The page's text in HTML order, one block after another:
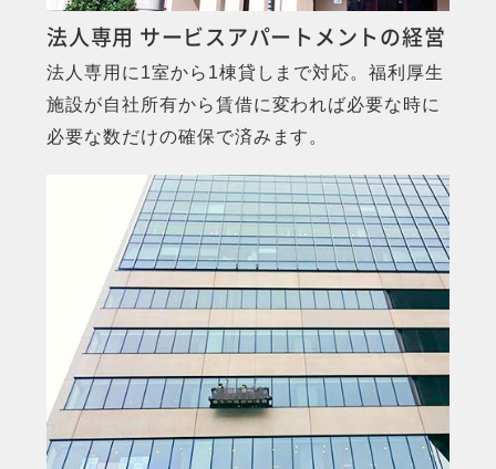
法人専用 サービスアパートメントの経営
法人専用に1室から1棟貸しまで対応。福利厚生
施設が自社所有から賃借に変われば必要な時に
必要な数だけの確保で済みます。
MORE